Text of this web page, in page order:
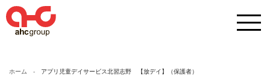
ホーム アプリ児童デイサービス北習志野 【放デイ】（保護者）